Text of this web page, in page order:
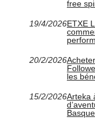
free
19/4/2026ETXE
20/2/2026
les
15/2/2026Arteka
Basque